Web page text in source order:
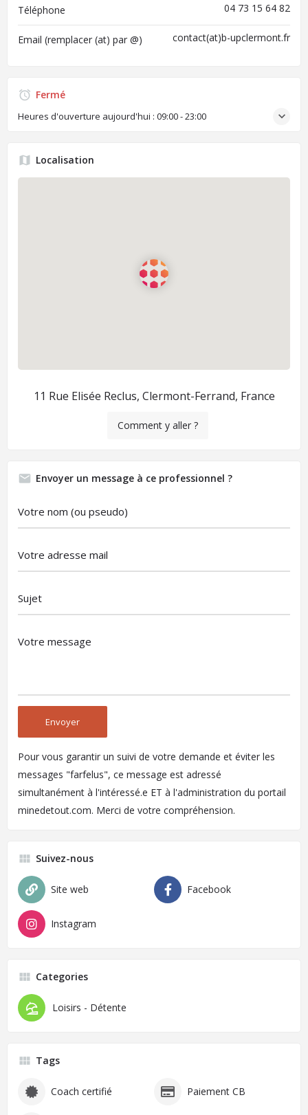
Téléphone 04 73 15 64 82
Email (remplacer (at) par @) contact(at)b-upclermont.fr
Fermé
Heures d'ouverture aujourd'hui : 09:00 - 23:00
Localisation
11 Rue Elisée Reclus, Clermont-Ferrand, France
Comment y aller ?
Envoyer un message à ce professionnel ?
Pour vous garantir un suivi de votre demande et éviter les
messages "farfelus", ce message est adressé
simultanément à l'intéressé.e ET à l'administration du portail
minedetout.com. Merci de votre compréhension.
Suivez-nous
Site web Facebook
Instagram
Categories
Loisirs - Détente
Tags
Coach certifié Paiement CB